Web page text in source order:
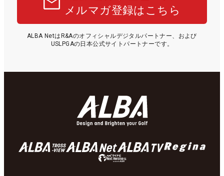
メルマガ登録はこちら
ALBA NetはR&Aのオフィシャルデジタルパートナー、および
USLPGAの日本公式サイトパートナーです。